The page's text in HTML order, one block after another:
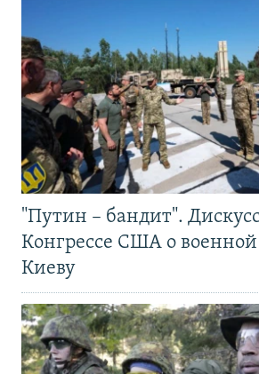
"Путин – бандит".
Конгрессе США о
Киеву